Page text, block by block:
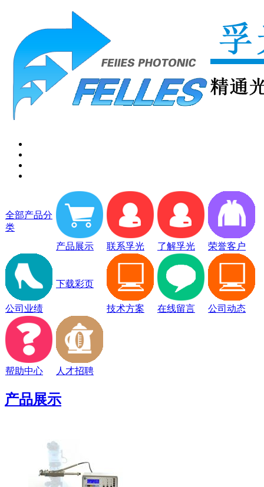
全部产品分
类
产品展示
联系孚光 了解孚光 荣誉客户
公司业绩
下载彩页
技术方案 在线留言 公司动态
帮助中心 人才招聘
产品展示